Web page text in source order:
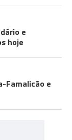
e
hoje
Famalicão e